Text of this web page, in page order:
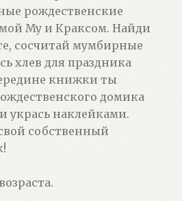
рождественские
Му и Краксом. Найди
сосчитай мумбирные
хлев для праздника
книжки ты
домика
укрась наклейками.
собственный